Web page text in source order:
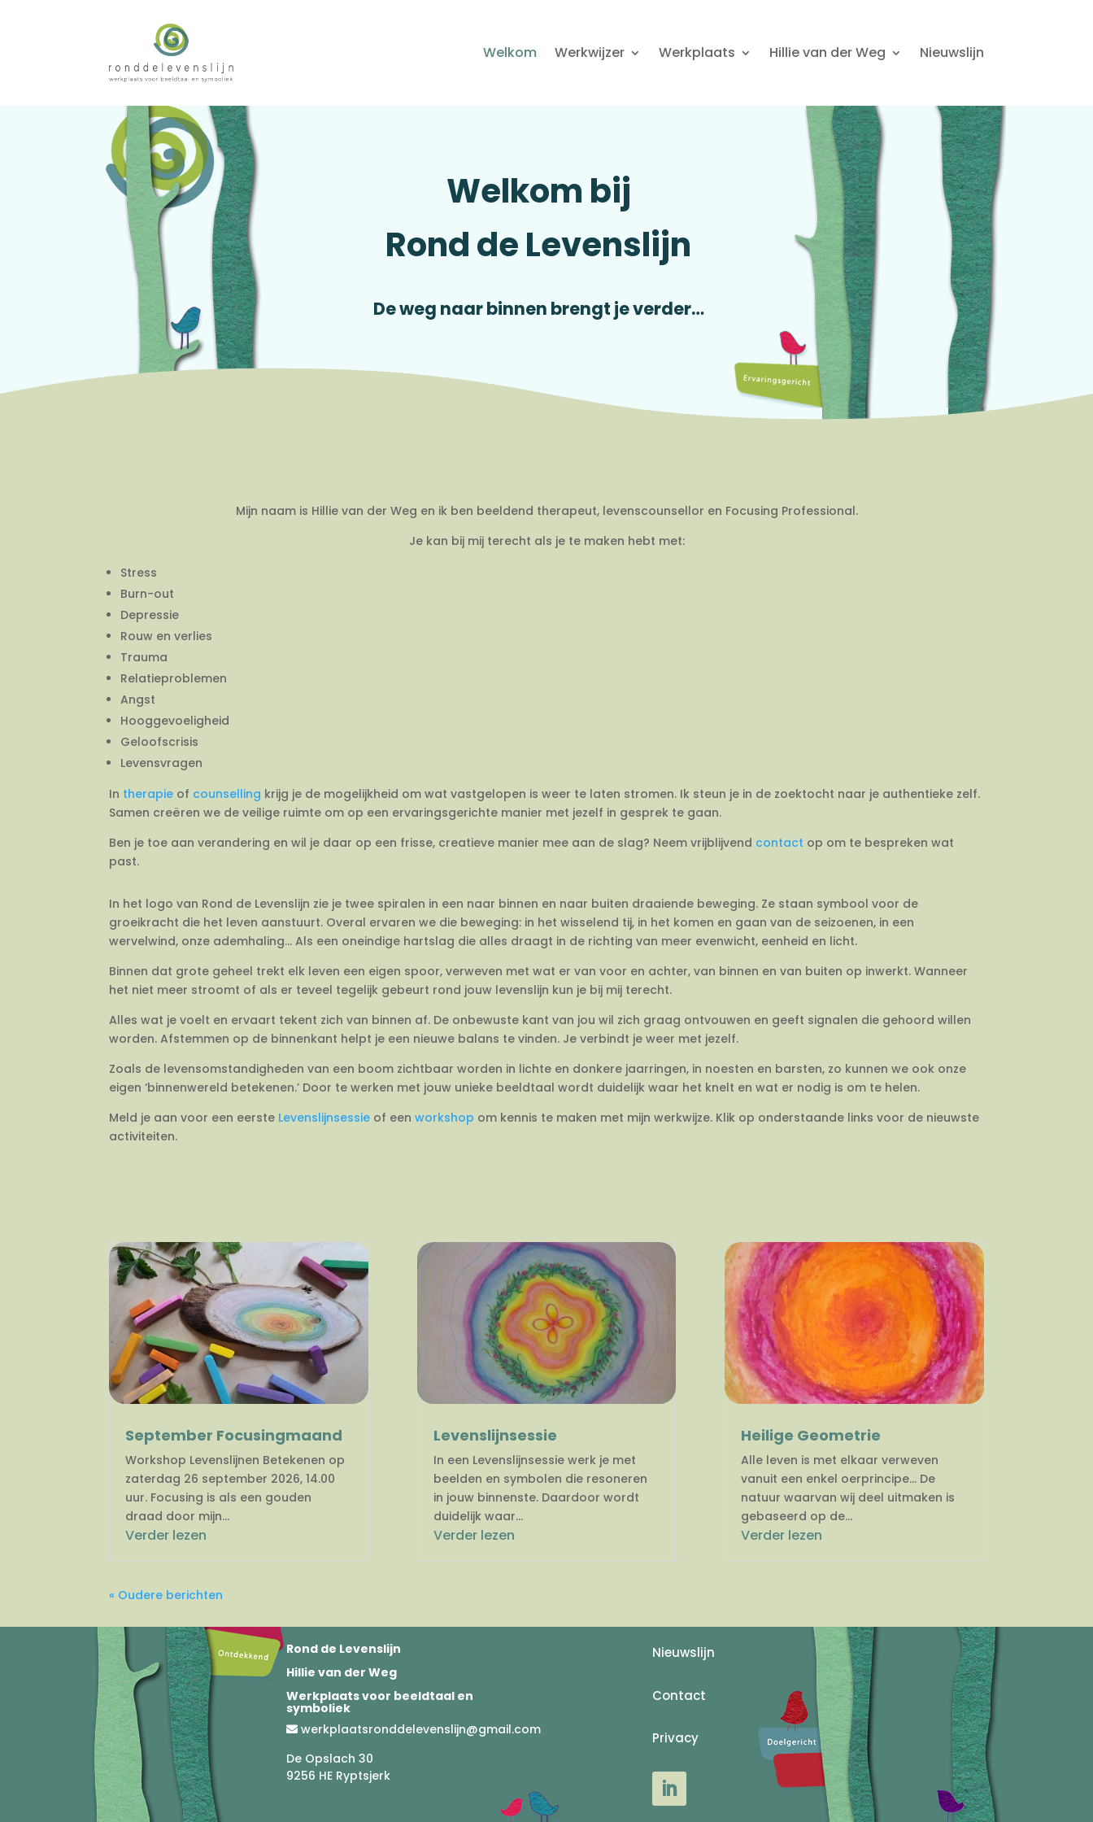
Welkom Werkwijzer Werkplaats Hillie van der Weg Nieuwslijn
Welkom bij
Rond de Levenslijn
De weg naar binnen brengt je verder…
Mijn naam is Hillie van der Weg en ik ben beeldend therapeut, levenscounsellor en Focusing Professional.
Je kan bij mij terecht als je te maken hebt met:
Stress
Burn-out
Depressie
Rouw en verlies
Trauma
Relatieproblemen
Angst
Hooggevoeligheid
Geloofscrisis
Levensvragen
In therapie of counselling krijg je de mogelijkheid om wat vastgelopen is weer te laten stromen. Ik steun je in de zoektocht naar je authentieke zelf.
Samen creëren we de veilige ruimte om op een ervaringsgerichte manier met jezelf in gesprek te gaan.
Ben je toe aan verandering en wil je daar op een frisse, creatieve manier mee aan de slag? Neem vrijblijvend contact op om te bespreken wat
past.
In het logo van Rond de Levenslijn zie je twee spiralen in een naar binnen en naar buiten draaiende beweging. Ze staan symbool voor de
groeikracht die het leven aanstuurt. Overal ervaren we die beweging: in het wisselend tij, in het komen en gaan van de seizoenen, in een
wervelwind, onze ademhaling… Als een oneindige hartslag die alles draagt in de richting van meer evenwicht, eenheid en licht.
Binnen dat grote geheel trekt elk leven een eigen spoor, verweven met wat er van voor en achter, van binnen en van buiten op inwerkt. Wanneer
het niet meer stroomt of als er teveel tegelijk gebeurt rond jouw levenslijn kun je bij mij terecht.
Alles wat je voelt en ervaart tekent zich van binnen af. De onbewuste kant van jou wil zich graag ontvouwen en geeft signalen die gehoord willen
worden. Afstemmen op de binnenkant helpt je een nieuwe balans te vinden. Je verbindt je weer met jezelf.
Zoals de levensomstandigheden van een boom zichtbaar worden in lichte en donkere jaarringen, in noesten en barsten, zo kunnen we ook onze
eigen ‘binnenwereld betekenen.’ Door te werken met jouw unieke beeldtaal wordt duidelijk waar het knelt en wat er nodig is om te helen.
Meld je aan voor een eerste Levenslijnsessie of eenworkshop om kennis te maken met mijn werkwijze. Klik op onderstaande links voor de nieuwste
activiteiten.
September Focusingmaand
Workshop Levenslijnen Betekenen op
zaterdag 26 september 2026, 14.00
uur. Focusing is als een gouden
draad door mijn...
Verder lezen
Levenslijnsessie
In een Levenslijnsessie werk je met
beelden en symbolen die resoneren
in jouw binnenste. Daardoor wordt
duidelijk waar...
Verder lezen
Heilige Geometrie
Alle leven is met elkaar verweven
vanuit een enkel oerprincipe… De
natuur waarvan wij deel uitmaken is
gebaseerd op de...
Verder lezen
« Oudere berichten
Rond de Levenslijn
Hillie van der Weg
Werkplaats voor beeldtaal en
symboliek
werkplaatsronddelevenslijn@gmail.com
De Opslach 30
9256 HE Ryptsjerk
Nieuwslijn
Contact
Privacy